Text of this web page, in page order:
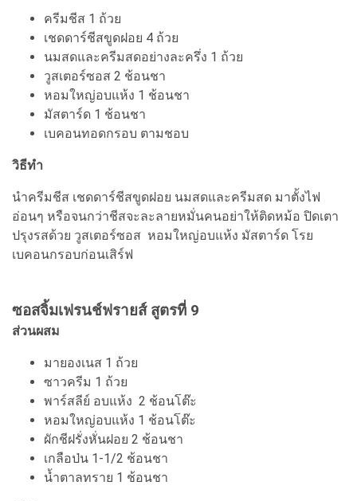
ครีมชีส 1 ถ้วย
เชดดาร์ชีสขูดฝอย 4 ถ้วย
นมสดและครีมสดอย่างละครึ่ง 1 ถ้วย
วูสเตอร์ซอส 2 ช้อนชา
หอมใหญ่อบแห้ง 1 ช้อนชา
มัสตาร์ด 1 ช้อนชา
เบคอนทอดกรอบ ตามชอบ
วิธีทำ
นำครีมชีส เชดดาร์ชีสขูดฝอย นมสดและครีมสด มาตั้งไฟ
อ่อนๆ หรือจนกว่าชีสจะละลายหมั่นคนอย่าให้ติดหม้อ ปิดเตา
ปรุงรสด้วย วูสเตอร์ซอส หอมใหญ่อบแห้ง มัสตาร์ด โรย
เบคอนกรอบก่อนเสิร์ฟ
ซอสจิ้มเฟรนช์ฟรายส์ สูตรที่ 9
ส่วนผสม
มายองเนส 1 ถ้วย
ซาวครีม 1 ถ้วย
พาร์สลีย์ อบแห้ง 2 ช้อนโต๊ะ
หอมใหญ่อบแห้ง 1 ช้อนโต๊ะ
ผักชีฝรั่งหั่นฝอย 2 ช้อนชา
เกลือป่น 1-1/2 ช้อนชา
น้ำตาลทราย 1 ช้อนชา